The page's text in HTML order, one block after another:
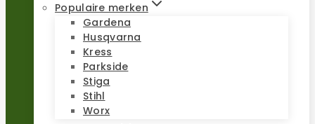
Populaire merken
Gardena
Husqvarna
Kress
Parkside
Stiga
Stihl
Worx